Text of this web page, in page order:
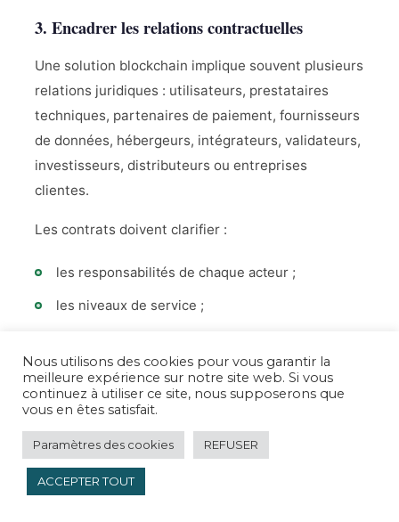
3. Encadrer les relations contractuelles
Une solution blockchain implique souvent plusieurs
relations juridiques : utilisateurs, prestataires
techniques, partenaires de paiement, fournisseurs
de données, hébergeurs, intégrateurs, validateurs,
investisseurs, distributeurs ou entreprises
clientes.
Les contrats doivent clarifier :
les responsabilités de chaque acteur ;
les niveaux de service ;
les limitations de responsabilité ;
les règles de conservation et de restitution des
la propriété du code et des développements ;
les mécanismes de résolution des litiges.
Nous utilisons des cookies pour vous garantir la
meilleure expérience sur notre site web. Si vous
continuez à utiliser ce site, nous supposerons que
vous en êtes satisfait.
Paramètres des cookies REFUSER
ACCEPTER TOUT